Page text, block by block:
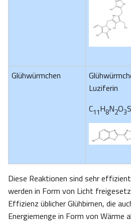
Glühwürmchen
Luziferin
C11H8N2O3S
Diese Reaktionen sind sehr
werden in Form von Licht
Effizienz üblicher Glühbirnen, die
Energiemenge in Form von Wärme